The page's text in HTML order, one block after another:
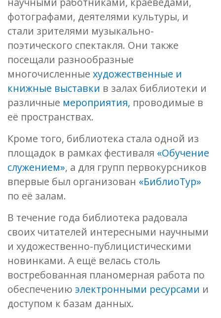
фотографами, деятелями культуры, и
стали зрителями музыкально-
поэтического спектакля. Они также
посещали разнообразные
многочисленные художественные и
книжные выставки в залах библиотеки и
различные мероприятия, проводимые в
её пространствах.
Кроме того, библиотека стала одной из
площадок в рамках фестиваля «Обучение
служением», а для групп первокурсников
впервые был организован «БиблиоТур»
по её залам.
В течение года библиотека радовала
своих читателей интересными научными
и художественно-публицистическими
новинками. А ещё велась столь
востребованная планомерная работа по
обеспечению электронными ресурсами и
доступом к базам данных.